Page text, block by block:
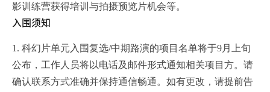
影训练营获得培训与拍摄预览片机会等。
入围须知
1. 科幻片单元入围复选/中期路演的项目名单将于9月上旬
公布，工作人员将以电话及邮件形式通知相关项目方。请
确认联系方式准确并保持通信畅通。如有更改，请提前告